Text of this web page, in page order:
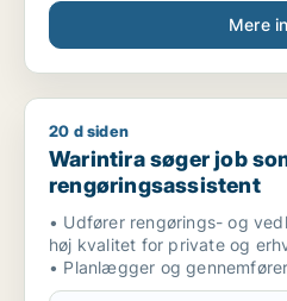
Mere
Warintira søger job som
20 d siden
Warintira søger job
rengøringsassistent
• Udfører rengørings- og
høj kvalitet for private og
• Planlægger og
effektivt med fokus på